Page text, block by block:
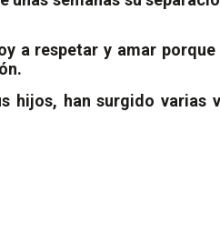
a respetar y amar
hijos, han surgido varias